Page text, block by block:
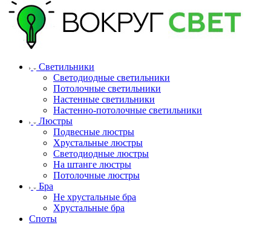
Светильники
Светодиодные светильники
Потолочные светильники
Настенные светильники
Настенно-потолочные светильники
Люстры
Подвесные люстры
Хрустальные люстры
Светодиодные люстры
На штанге люстры
Потолочные люстры
Бра
Не хрустальные бра
Хрустальные бра
Споты